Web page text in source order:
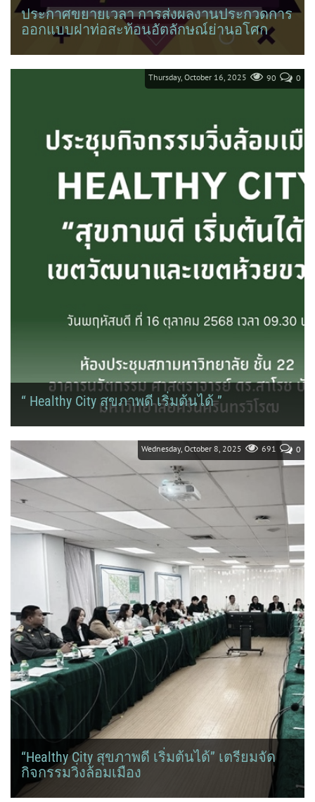
ประกาศขยายเวลา การส่งผลงานประกวดการ
ออกแบบฝาท่อสะท้อนอัตลักษณ์ย่านอโศก
“ Healthy City สุขภาพดี เริ่มต้นได้ ”
ศรี...
Thursday, October 16, 2025 0
90
“Healthy City สุขภาพดี เริ่มต้นได้” เตรียมจัด
กิจกรรมวิ่งล้อมเมือง
มหาวิทยาลัยศรีนครินทรวิโรฒ โดย รองศาสตราจารย์ ดร.ชลวิทย์ เจียร
Wednesday, October 8, 2025 0
691